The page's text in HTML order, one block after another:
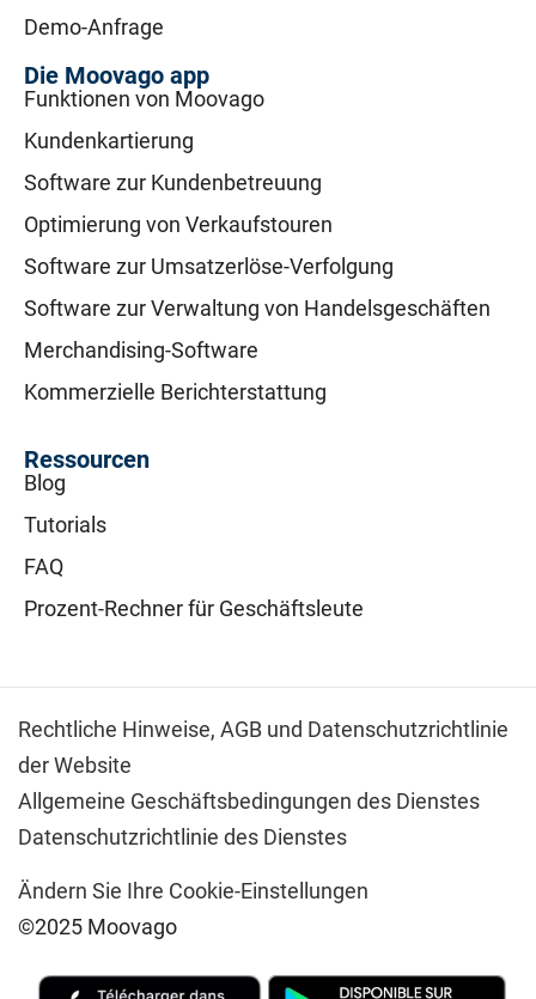
Demo-Anfrage
Die Moovago app
Funktionen von Moovago
Kundenkartierung
Software zur Kundenbetreuung
Optimierung von Verkaufstouren
Software zur Umsatzerlöse-Verfolgung
Software zur Verwaltung von Handelsgeschäften
Merchandising-Software
Kommerzielle Berichterstattung
Ressourcen
Blog
Tutorials
FAQ
Prozent-Rechner für Geschäftsleute
Rechtliche Hinweise, AGB und Datenschutzrichtlinie
der Website
Allgemeine Geschäftsbedingungen des Dienstes
Datenschutzrichtlinie des Dienstes
Ändern Sie Ihre Cookie-Einstellungen
©2025 Moovago